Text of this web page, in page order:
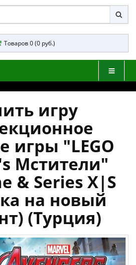
Товаров 0 (0 руб.)
игру
игры "LEGO
Мстители"
& Series X|S
на новый
(Турция)